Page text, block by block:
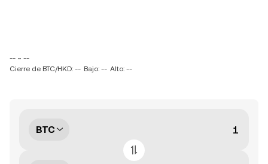
-- ~ --
Cierre de BTC/HKD: -- Bajo: -- Alto: --
BTC